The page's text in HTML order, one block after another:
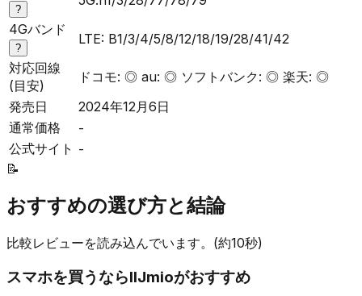
?
4Gバンド
?
LTE: B1/3/4/5/8/12/18/19/28/41/42
対応回線
(目安)
ドコモ: ◎ au: ◎ ソフトバンク: ◎ 楽天: ◎
発売日
2024年12月6日
通常価格
-
公式サイト -
📝
おすすめの選び方と結論
比較レビューを読み込んでいます。(約10秒)
スマホを買うならIIJmioがおすすめ